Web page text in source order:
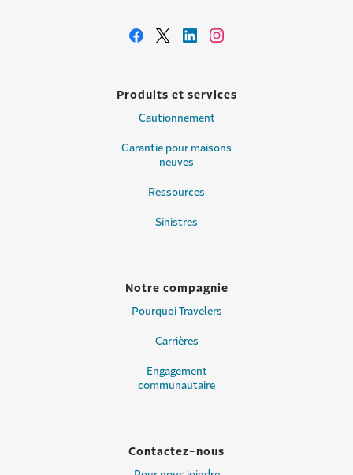
Produits et services
Cautionnement
Garantie pour maisons
neuves
Ressources
Sinistres
Notre compagnie
Pourquoi Travelers
Carrières
Engagement
communautaire
Contactez-nous